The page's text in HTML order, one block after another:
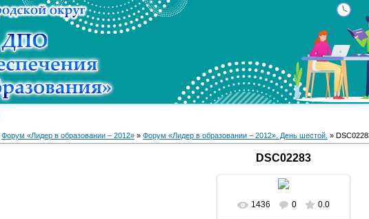
Форум «Лидер в образовании – 2012» » Форум «Лидер в образовании – 2012». День шестой. »
DSC02283
В реальном размере
1436 0 0.0